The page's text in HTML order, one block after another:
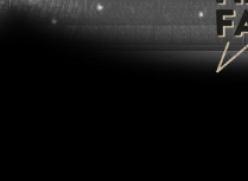
Über uns